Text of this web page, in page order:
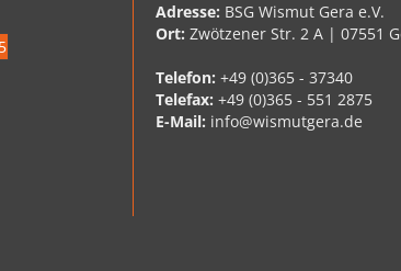
5
Adresse: BSG Wismut Gera e.V.
Ort:Zwötzener Str. 2 A | 07551
Telefon:+49 (0)365 - 37340
Telefax:+49 (0)365 - 551 2875
E-Mail: info@wismutgera.de